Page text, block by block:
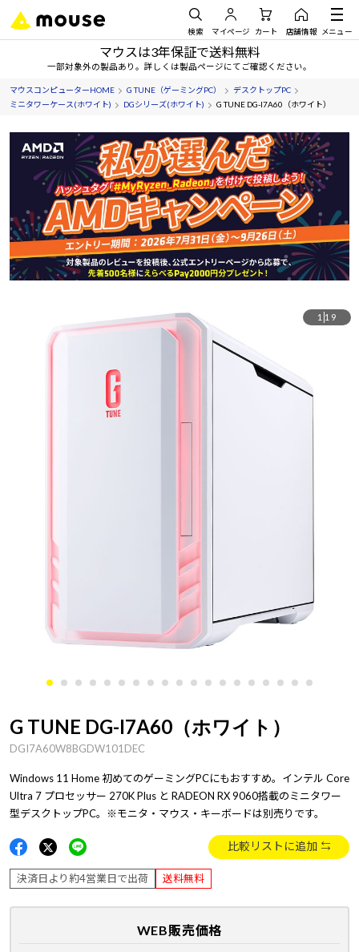
検索 マイページ カート 店舗情報 メニュー
マウスは3年保証で送料無料
一部対象外の製品あり。詳しくは製品ページにてご確認ください。
マウスコンピューターHOME G TUNE（ゲーミングPC）
デスクトップPC
ミニタワーケース(ホワイト)
DGシリーズ(ホワイト) G TUNE DG-I7A60（ホワイト）
1 19
G TUNE DG-I7A60（ホワイト）
DGI7A60W8BGDW101DEC
Windows 11 Home 初めてのゲーミングPCにもおすすめ。インテル Core
Ultra 7 プロセッサー 270K Plus と RADEON RX 9060搭載のミニタワー
型デスクトップPC。※モニタ・マウス・キーボードは別売りです。
比較リストに追加
決済日より約4営業日で出荷 送料無料
WEB販売価格